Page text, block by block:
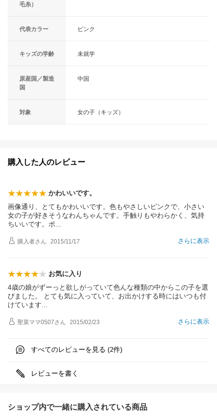
毛糸）
代表カラー ピンク
キッズの学齢 未就学
原産国／製造
国
中国
対象 女の子（キッズ）
購入した人のレビュー
かわいいです。
画像通り、とてもかわいいです。色もやさしいピンクで、小さい
女の子が好きそうなわんちゃんです。手触りもやわらかく、気持
ちいいです。 ポ
さらに表示
購入者さん 2015/11/17
お気に入り
4歳の娘がずーっと欲しがっていて色んな種類の中からこの子を選
びました。 とても気に入っていて、お出かけする時にはいつも付
けています
さらに表示
聖菜ママ0507さん 2015/02/23
すべてのレビューを見る (2件)
レビューを書く
ショップ内で一緒に購入されている商品